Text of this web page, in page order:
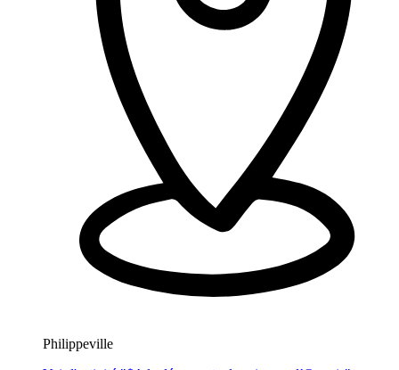
Philippeville